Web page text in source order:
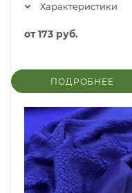
Характеристики
от173 руб.
ПОДРОБНЕЕ